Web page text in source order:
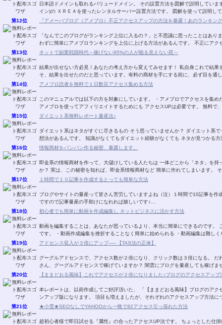
日本語ドメインも取れるバリュードメイン。 その設置方法を図解で説明しています。 ＶＡＬＵＥ－ＤＯＭＡＩＮ．ＣＯＭ(バリュ
イン)の ＸＲＥＡを使ったレンタルサーバー設置
第12位
『アメーバブログ（アメブロ）不正アクセスアップの方法を暴露！あのランキン
「なんでこのブログがランキング上位に入るの？」と不思議に思ったことはありませんか？ 実は、トラフィックエクスチ
わずに簡単にアメブロランキ
第13位
ネットで副業戦国時代～稼げない95%の人が陥る見えない罠～
結果が出せない方必見！あなたの考え方から変えてみせます！ 私自身これで結果を出し、このレポートの内容を自分の物にできたからこ
そ、結果を出せたのだと思っています。有料の商材を手にする前に、必ず目を通
第14位
アメブロ読者を無料で１日数百アクセス集める方法
このマニュアルでは以下の方を対象にしています。 ・アメブロでアクセスを集めたい。 ・集めたいけど、有料ツールは使いたくない。
アメブロを使ってアフィリエイトするためにも アク
第15位
ダイエット系無料レポート量産法♪
ダイエット系はネタがすぐに尽きるもの そう思っていませんか？ ダイエット系でも 無料レポートに書くネタが 次から次へと湧き出る発
想法があるんです。 知識がなくてもダイエット経験がなくても ネタが見つ
第16位
情報商材をバンバン作る秘密、暴露します。
即金系の情報商材を作って、大儲けしている人たちは 一体どこから「ネタ」を持ってきているのか？ その秘密を知りたくありません
か？ 実は、この秘密
第17位
１時間で１０記事を作成するとっても簡単な方法
ブログやサイトの量産って皆さん苦労していますよね（泣）１時間で10記事を作成する
ですので記事量産の手助けになれれば嬉しいです♪…
第18位
初心者でも簡単に動画を作成編集し ネットビジネスに活かす方法
動画を編集することは、あなたが思っているより、本当に簡単にできるのです。 このレポートを読んで実行するメリットは以下のとおり
です。 ・動画作成編集を挫折することなく簡単に始められる ・動画編集は難
第19位
アドセンス収入が３倍にアップ── 【TAS法の正体】
グーグルアドセンスで、アクセス数が２倍になり、クリック数は３倍になる。 だれ
さん、グーグルアドセンスで稼げていますか？ 闇雲にブログを量
第20位
【ままどおる風味】これでアクセスが２倍になりました♪ブログのアクセスアッ
本レポートは、以前作成してご好評頂いた、 「【ままどおる風味】ブログのア
ンアップ版になります。 項目も増えましたが、それぞれのアクセスアッ
第21位
★小雪★SEOなしでYAHOOから一晩で82アクセス引っ張れた方法
超初心者様で即日試せる『属性』の合ったアクセスUP法です。 ちょっとした仕掛けでザクザクあなたのブログにアクセスが 流れ込んで